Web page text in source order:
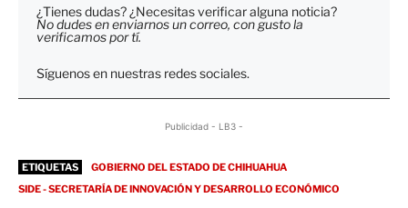
¿Tienes dudas? ¿Necesitas verificar alguna noticia?
No dudes en enviarnos un correo, con gusto la
verificamos por tí.
Síguenos en nuestras redes sociales.
Publicidad - LB3 -
ETIQUETAS
GOBIERNO DEL ESTADO DE CHIHUAHUA
SIDE - SECRETARÍA DE INNOVACIÓN Y DESARROLLO ECONÓMICO